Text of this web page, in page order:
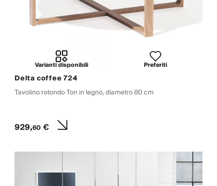
Varianti disponibili Preferiti
Delta coffee 724
Tavolino rotondo Ton in legno, diametro 80 cm
929,60€